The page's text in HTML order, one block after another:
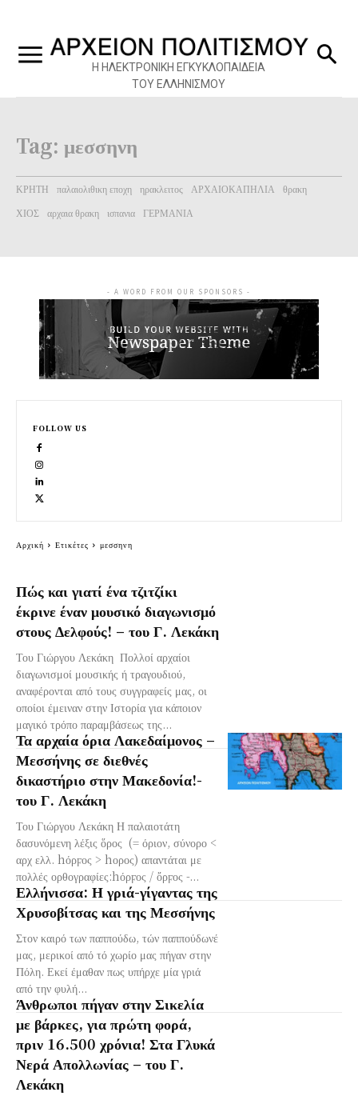
Η ΗΛΕΚΤΡΟΝΙΚΗ ΕΓΚΥΚΛΟΠΑΙΔΕΙΑ
ΤΟΥ ΕΛΛΗΝΙΣΜΟΥ
Tag: μεσσηνη
ΚΡΗΤΗ παλαιολιθικη εποχη ηρακλειτος ΑΡΧΑΙΟΚΑΠΗΛΙΑ
θρακη
ΧΙΟΣ αρχαια θρακη ισπανια ΓΕΡΜΑΝΙΑ
Πώς και γιατί ένα τζιτζίκι
έκρινε έναν μουσικό διαγωνισμό
στους Δελφούς! – του Γ. Λεκάκη
Του Γιώργου Λεκάκη Πολλοί αρχαίοι
διαγωνισμοί μουσικής ή τραγουδιού,
αναφέρονται από τους συγγραφείς μας, οι
οποίοι έμειναν στην Ιστορία για κάποιον
μαγικό τρόπο παραμβάσεως της...
Τα αρχαία όρια Λακεδαίμονος –
Μεσσήνης σε διεθνές
δικαστήριο στην Μακεδονία!-
του Γ. Λεκάκη
Του Γιώργου Λεκάκη Η παλαιοτάτη
δασυνόμενη λέξις ὅρος (= όριον, σύνορο <
αρχ ελλ. hόρϝος > hορος) απαντάται με
πολλές ορθογραφίες:hόρϝος / ὄρϝος -...
Ελλήνισσα: Η γριά-γίγαντας της
Χρυσοβίτσας και της Μεσσήνης
Στον καιρό των παππούδω, τών παππούδωνέ
μας, μερικοί από τό χωρίο μας πήγαν στην
Πόλη. Εκεί έμαθαν πως υπήρχε μία γριά
από την φυλή...
Άνθρωποι πήγαν στην Σικελία
με βάρκες, για πρώτη φορά,
πριν 16.500 χρόνια! Στα Γλυκά
Νερά Απολλωνίας – του Γ.
Λεκάκη
- A WORD FROM OUR SPONSORS -
FOLLOW US
Αρχική Ετικέτες μεσσηνη